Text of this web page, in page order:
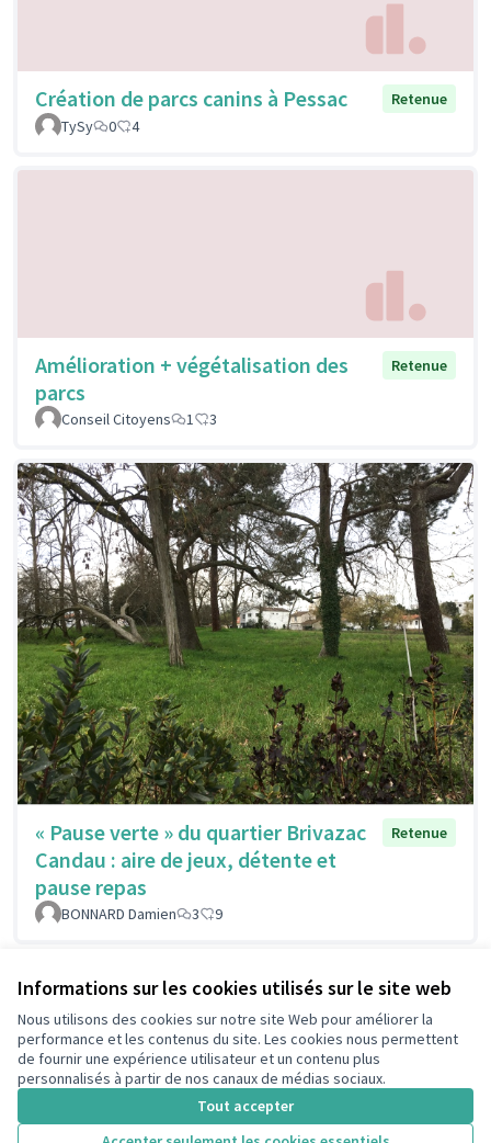
Informations sur les cookies utilisés sur le site web
Nous utilisons des cookies sur notre site Web pour améliorer la
performance et les contenus du site. Les cookies nous permettent
de fournir une expérience utilisateur et un contenu plus
personnalisés à partir de nos canaux de médias sociaux.
Tout accepter
Création de parcs canins à Pessac
Retenue
TySy
0 4
Amélioration + végétalisation des
parcs
Retenue
Conseil Citoyens 1 3
« Pause verte » du quartier Brivazac
Candau : aire de jeux, détente et
pause repas
Retenue
BONNARD Damien 3 9
Voir toutes les idées retirées
Conditions d'utilisation
Paramètres des cookies